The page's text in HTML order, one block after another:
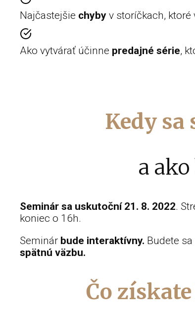
Najčastejšie chyby v storíčkach, ktoré
Ako vytvárať účinne predajné série,
Kedy sa
a
Seminár sa uskutoční 21. 8. 2022.
koniec o 16h.
Seminár bude interaktívny. Budete
spätnú väzbu.
Čo